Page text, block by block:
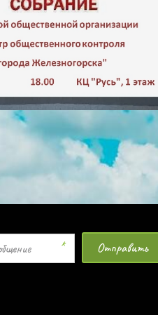
* Отправить